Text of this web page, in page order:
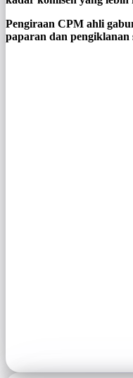
Pengiraan CPM ahli
paparan dan pengiklanan